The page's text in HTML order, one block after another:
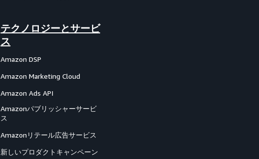
テクノロジーとサービ
ス
Amazon DSP
Amazon Marketing Cloud
Amazon Ads API
Amazonパブリッシャーサービ
ス
Amazonリテール広告サービス
新しいプロダクトキャンペーン